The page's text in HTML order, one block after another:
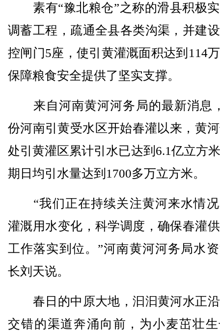
素有“豫北粮仓”之称的滑县积极
调蓄工程，疏通全县各类沟渠，并建
控闸门5座，使引黄灌溉面积达到114
保障粮食安全提供了坚实支撑。
来自河南黄河河务局的最新消息
份河南引黄受水区开始春灌以来，黄
处引黄灌区累计引水已达到6.1亿立方
期日均引水量达到1700多万立方米。
“我们正在持续关注黄河来水情况
灌溉用水变化，科学调度，确保春灌
工作落实到位。”河南黄河河务局水
长刘天说。
春日的中原大地，汩汩黄河水正
交错的渠道奔涌向前，为小麦茁壮